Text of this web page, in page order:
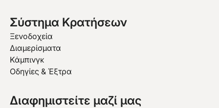
Σύστημα Κρατήσεων
Ξενοδοχεία
Διαμερίσματα
Κάμπινγκ
Οδηγίες & Έξτρα
Διαφημιστείτε μαζί μας